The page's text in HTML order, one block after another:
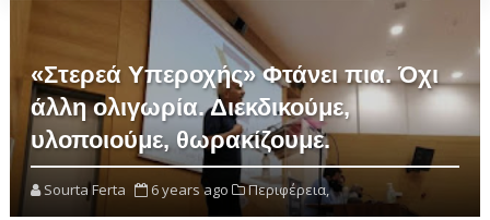
«Στερεά Υπεροχής» Φτάνει πια. Όχι
άλλη ολιγωρία. Διεκδικούμε,
υλοποιούμε, θωρακίζουμε.
Sourta Ferta 6 years ago Περιφέρεια,